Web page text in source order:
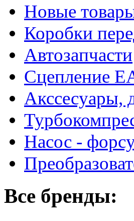
Новые
Коробки
Автозапчасти
Сцепление
Акссесуары,
Насос -
Все бренды: